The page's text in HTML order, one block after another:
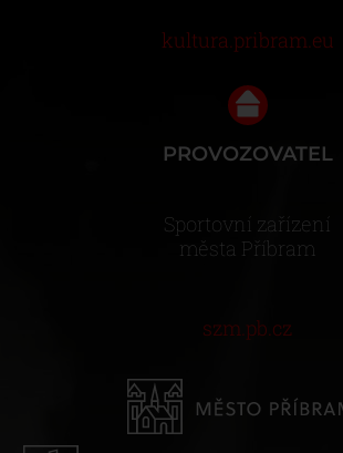
kultura.pribram.eu
PROVOZOVATEL
Sportovní zařízení
města Příbram
szm.pb.cz